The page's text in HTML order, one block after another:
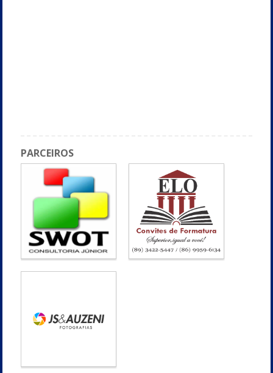
PARCEIROS